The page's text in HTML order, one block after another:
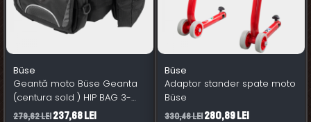
Büse
Geantă moto Büse Geanta
(centura sold ) HIP BAG 3-
PIECE
279,62 Lei237,68 Lei
Büse
Adaptor stander spate moto
Büse
330,46 Lei280,89 Lei